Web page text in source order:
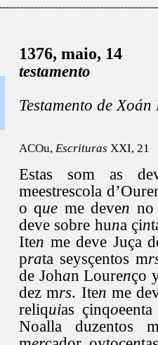
1376, maio, 14
testamento
Testamento de
ACOu, Escrituras XXI, 21
Estas som as
meestrescola
o que me deven no
deve sobre huna çin
Iten me deve Juça
prata seysçentos m
de Johan Lourenço
dez mrs. Iten me
reliquias çinqo
Noalla duzentos